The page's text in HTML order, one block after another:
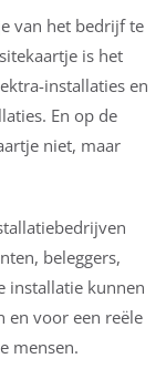
van het bedrijf te
is het
installaties en
En op de
niet, maar
beleggers,
installatie kunnen
en voor een reële
mensen.